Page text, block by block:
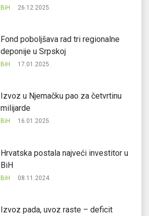
BiH 26.12.2025.
Fond poboljšava rad tri regionalne
deponije u Srpskoj
BiH 17.01.2025.
Izvoz u Njemačku pao za četvrtinu
milijarde
BiH 16.01.2025.
Hrvatska postala najveći investitor u
BiH
BiH 08.11.2024.
Izvoz pada, uvoz raste – deficit